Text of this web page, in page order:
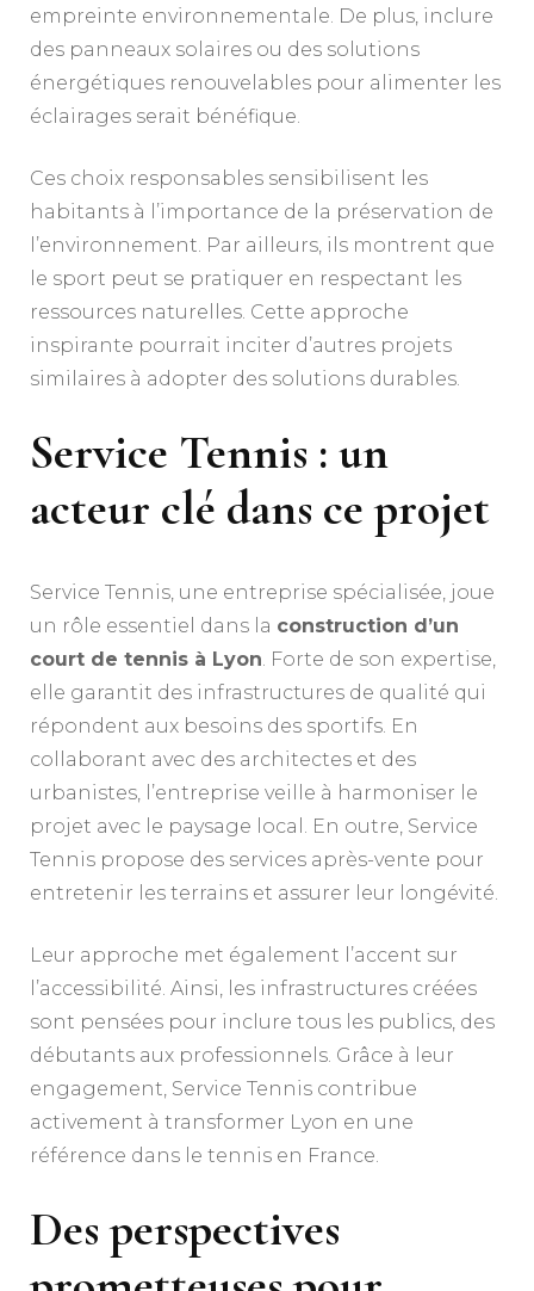
empreinte environnementale. De plus, inclure
des panneaux solaires ou des solutions
énergétiques renouvelables pour alimenter les
éclairages serait bénéfique.
Ces choix responsables sensibilisent les
habitants à l’importance de la préservation de
l’environnement. Par ailleurs, ils montrent que
le sport peut se pratiquer en respectant les
ressources naturelles. Cette approche
inspirante pourrait inciter d’autres projets
similaires à adopter des solutions durables.
Service Tennis : un
acteur clé dans ce projet
Service Tennis, une entreprise spécialisée, joue
un rôle essentiel dans la construction d’un
court de tennis à Lyon. Forte de son expertise,
elle garantit des infrastructures de qualité qui
répondent aux besoins des sportifs. En
collaborant avec des architectes et des
urbanistes, l’entreprise veille à harmoniser le
projet avec le paysage local. En outre, Service
Tennis propose des services après-vente pour
entretenir les terrains et assurer leur longévité.
Leur approche met également l’accent sur
l’accessibilité. Ainsi, les infrastructures créées
sont pensées pour inclure tous les publics, des
débutants aux professionnels. Grâce à leur
engagement, Service Tennis contribue
activement à transformer Lyon en une
référence dans le tennis en France.
Des perspectives